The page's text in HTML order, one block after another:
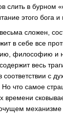
слить в бурном
этого бога и
сложен,
в себе все
философию и
весь
соответствии с
что самое
времени